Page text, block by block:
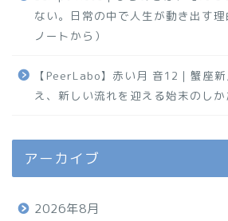
ない。日常の中で人生が動き出す
ノートから）
【PeerLabo】赤い月 音12｜蟹座
え、新しい流れを迎える始末のしか
アーカイブ
2026年8月